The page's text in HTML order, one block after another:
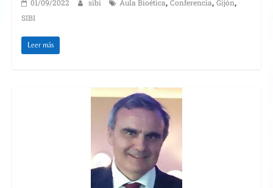
01/09/2022 sibi Aula Bioética Conferencia Gijón
SIBI
Leer más